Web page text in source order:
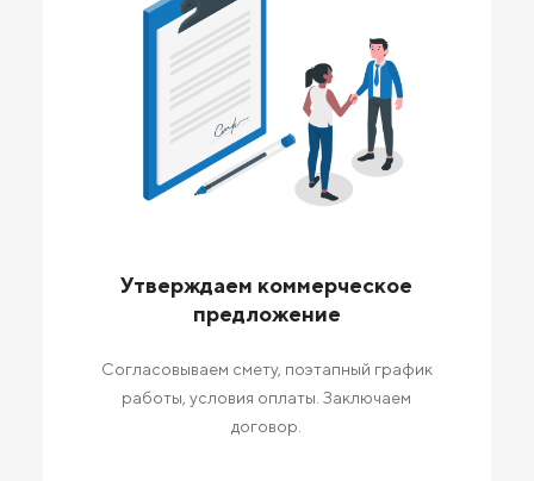
Утверждаем коммерческое
предложение
Согласовываем смету, поэтапный график
работы, условия оплаты. Заключаем
договор.